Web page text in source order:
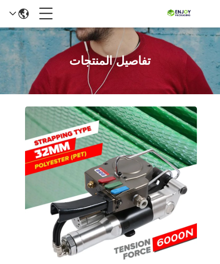
تفاصيل المنتجات